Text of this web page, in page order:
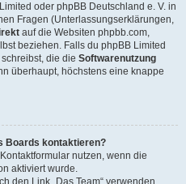
oder phpBB Deutschland e. V. in
Fragen (Unterlassungserklärungen,
auf die Websiten phpbb.com,
beziehen. Falls du phpBB Limited
die die Softwarenutzung
überhaupt, höchstens eine knappe
Boards kontaktieren?
nutzen, wenn die
aktiviert wurde.
den Link „Das Team“ verwenden.